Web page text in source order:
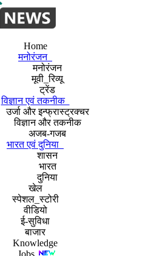
Home
मनोरंजन
मनोरंजन
मूवी_रिव्यू
ट्रेंड
विज्ञान एवं तकनीक
उर्जा और इन्फ्रास्ट्रक्चर
विज्ञान और तकनीक
अजब-गजब
भारत एवं दुनिया
शासन
भारत
दुनिया
खेल
स्पेशल_स्टोरी
वीडियो
ई-सुविधा
बाजार
Knowledge
Jobs